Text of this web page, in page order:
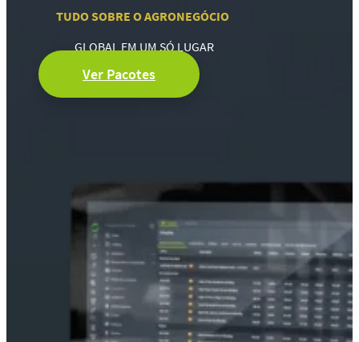
TUDO SOBRE O AGRONEGÓCIO
GLOBAL EM UM SÓ LUGAR
Ver Pacotes